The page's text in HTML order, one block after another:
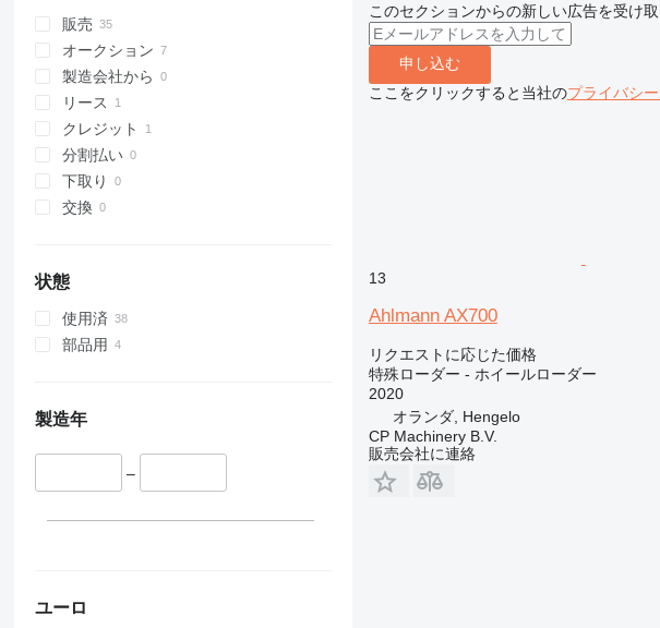
924
926
928
930
931
936
938
941
955
956
966
972
990
販売
オークション
製造会社から
リース
クレジット
分割払い
下取り
交換
状態
使用済
部品用
製造年
–
ユーロ
このセクションからの新しい広告を受け
申し込む
ここをクリックすると当社のプライバシ
13
Ahlmann AX700
リクエストに応じた価格
特殊ローダー - ホイールローダー
2020
オランダ, Hengelo
CP Machinery B.V.
販売会社に連絡